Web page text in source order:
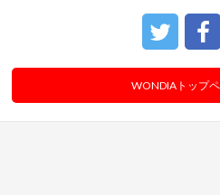
WONDIAトップ